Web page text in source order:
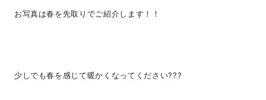
お写真は春を先取りでご紹介します！！
少しでも春を感じて暖かくなってください???